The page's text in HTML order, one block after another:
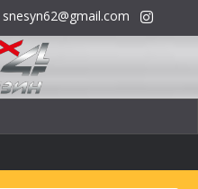
snesyn62@gmail.com